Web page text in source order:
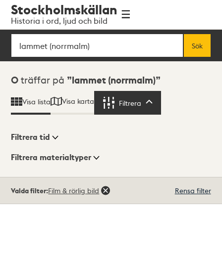
navigationen
huvudinnehållet
Stockholmskällan
Historia i ord, ljud och bild
Sök
Sök
Sökresultat
0 träffar på lammet (norrmalm)
Visa lista Visa karta Filtrera
Visningsläge
Filtrera tid
Filtrera materialtyper
träffar
Valda filter:Film & rörlig bild Rensa filter